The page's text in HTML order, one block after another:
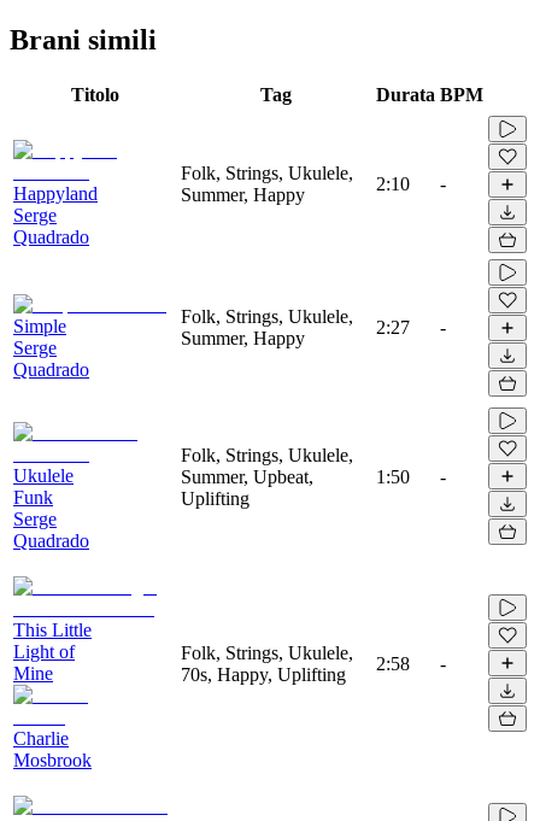
Brani simili
Titolo Tag Durata BPM
Happyland
Serge
Quadrado
Folk, Strings, Ukulele,
Summer, Happy
2:10 -
Simple
Serge
Quadrado
Folk, Strings, Ukulele,
Summer, Happy
2:27 -
Ukulele
Funk
Serge
Quadrado
Folk, Strings, Ukulele,
Summer, Upbeat,
Uplifting
1:50 -
This Little
Light of
Mine
Charlie
Mosbrook
Folk, Strings, Ukulele,
70s, Happy, Uplifting
2:58 -